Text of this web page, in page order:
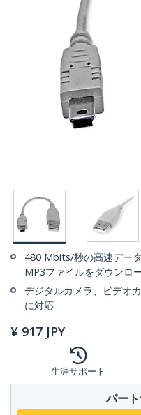
480 Mbits/秒の高速デー
MP3ファイルをダウンロ
デジタルカメラ、ビデオ
に対応
¥ 917 JPY
生涯サポート
パー